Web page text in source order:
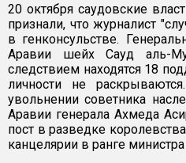
20 октября саудовские
признали, что журналист
в генконсульстве.
Аравии шейх Сауд аль-
следствием находятся 18
личности не
увольнении советника
Аравии генерала Ахмеда
пост в разведке
канцелярии в ранге